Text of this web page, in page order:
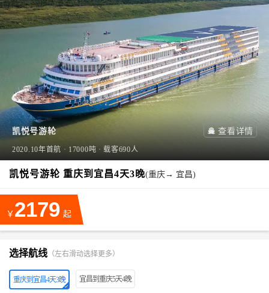
凯悦号游轮  查看详情
2020.10年首航 · 17000吨 · 载客690人
凯悦号游轮 重庆到宜昌4天3晚(重庆→ 宜昌)
￥ 2179 起
选择航线 （左右滑动选择更多）
重庆到宜昌4天3晚 宜昌到重庆5天4晚